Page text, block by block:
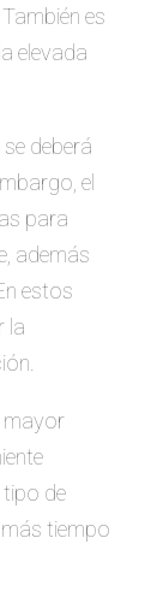
es
elevada
deberá
el
para
además
estos
la
mayor
de
tiempo